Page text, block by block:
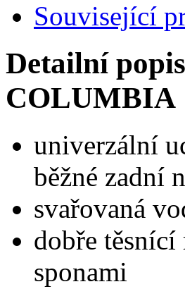
Související
Detailní
COLUMBIA
univerzální
běžné zadní
svařovaná
dobře
sponami